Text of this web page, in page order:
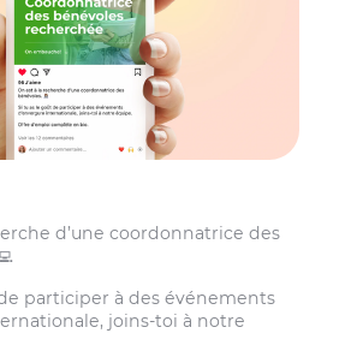
d’une coordonnatrice des
participer à des événements
joins-toi à notre